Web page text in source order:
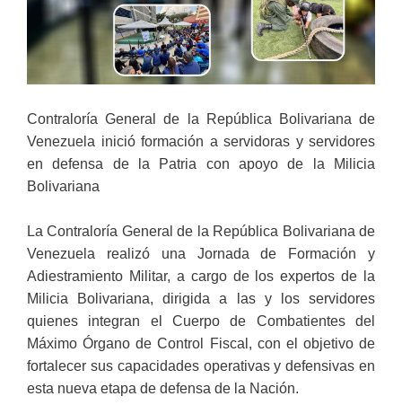
Contraloría General de la República Bolivariana de
Venezuela inició formación a servidoras y servidores
en defensa de la Patria con apoyo de la Milicia
Bolivariana
La Contraloría General de la República Bolivariana de
Venezuela realizó una Jornada de Formación y
Adiestramiento Militar, a cargo de los expertos de la
Milicia Bolivariana, dirigida a las y los servidores
quienes integran el Cuerpo de Combatientes del
Máximo Órgano de Control Fiscal, con el objetivo de
fortalecer sus capacidades operativas y defensivas en
esta nueva etapa de defensa de la Nación.